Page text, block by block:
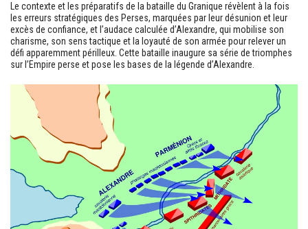
Le contexte et les préparatifs de la bataille du Granique révèlent à la fois
les erreurs stratégiques des Perses, marquées par leur désunion et leur
excès de confiance, et l’audace calculée d’Alexandre, qui mobilise son
charisme, son sens tactique et la loyauté de son armée pour relever un
défi apparemment périlleux. Cette bataille inaugure sa série de triomphes
sur l’Empire perse et pose les bases de la légende d’Alexandre.